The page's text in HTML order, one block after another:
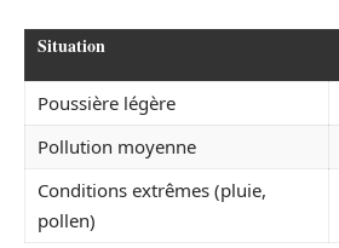
Situation
Poussière légère
Pollution moyenne
Conditions extrêmes (pluie,
pollen)